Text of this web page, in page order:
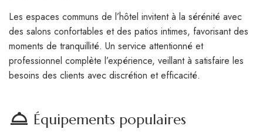
Les espaces communs de l’hôtel invitent à la sérénité avec
des salons confortables et des patios intimes, favorisant des
moments de tranquillité. Un service attentionné et
professionnel complète l’expérience, veillant à satisfaire les
besoins des clients avec discrétion et efficacité.
room_service Équipements populaires